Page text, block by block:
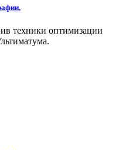
техники оптимизации